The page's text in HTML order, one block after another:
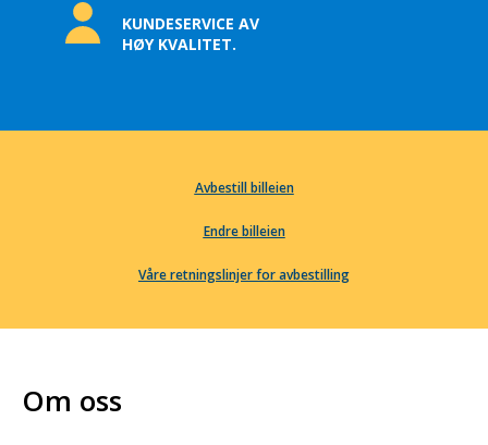
KUNDESERVICE AV
HØY KVALITET.
Avbestill billeien
Endre billeien
Våre retningslinjer for avbestilling
Om oss